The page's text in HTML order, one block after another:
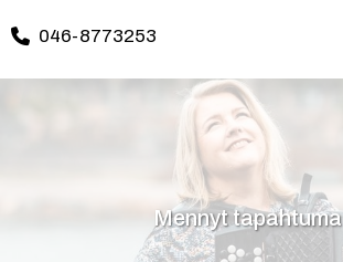
046-8773253
Mennyt tapahtuma